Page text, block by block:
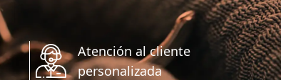
Atención al cliente
personalizada